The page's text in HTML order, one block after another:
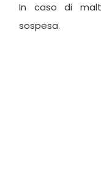
In caso di
sospesa.